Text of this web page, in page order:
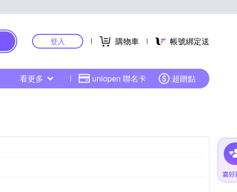
登入 購物車 帳號綁定送
看更多 uniopen 聯名卡 超贈點